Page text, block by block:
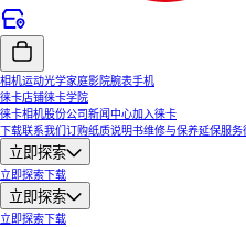
相机运动光学家庭影院腕表手机
徕卡店铺徕卡学院
徕卡相机股份公司新闻中心加入徕卡
下载联系我们订购纸质说明书维修与保养延保服务
立即探索
立即探索下载
立即探索
立即探索下载